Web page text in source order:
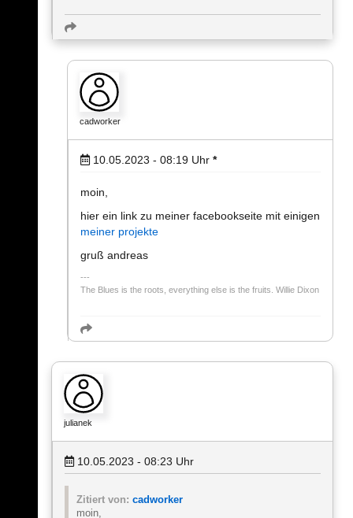
cadworker
10.05.2023 - 08:19 Uhr *
moin,
hier ein link zu meiner facebookseite mit einigen
meiner projekte
gruß andreas
The Blues is the roots, everything else is the fruits. Willie Dixon
julianek
10.05.2023 - 08:23 Uhr
Zitiert von: cadworker
moin,